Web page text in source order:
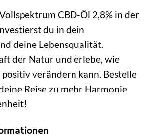
CBD-Öl 2,8% in der
du in dein
deine Lebensqualität.
der Natur und erlebe, wie
positiv verändern kann. Bestelle
Reise zu mehr Harmonie